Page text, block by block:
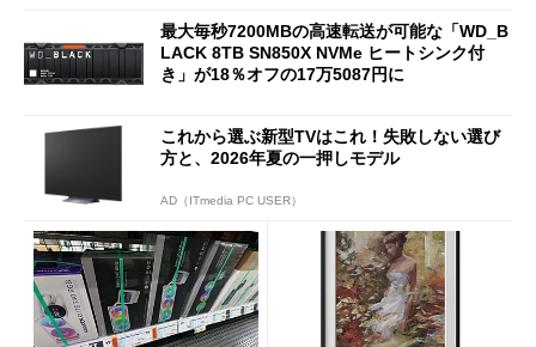
最大毎秒7200MBの高速転送が可能な「WD_B
LACK 8TB SN850X NVMe ヒートシンク付
き」が18％オフの17万5087円に
これから選ぶ新型TVはこれ！失敗しない選び
方と、2026年夏の一押しモデル
AD（ITmedia PC USER）